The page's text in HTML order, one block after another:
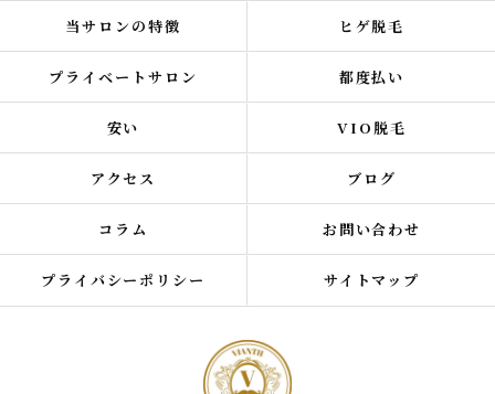
当サロンの特徴 ヒゲ脱毛
プライベートサロン 都度払い
安い VIO脱毛
アクセス ブログ
コラム お問い合わせ
プライバシーポリシー サイトマップ